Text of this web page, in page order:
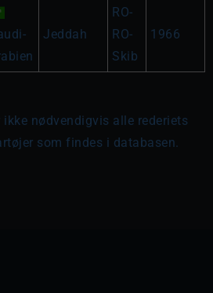
Jeddah
RO-
RO-
Skib
1966
nødvendigvis alle rederiets
som findes i databasen.